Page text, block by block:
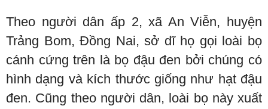
Theo người dân ấp 2, xã An Viễn, huyện
Trảng Bom, Đồng Nai, sở dĩ họ gọi loài bọ
cánh cứng trên là bọ đậu đen bởi chúng có
hình dạng và kích thước giống như hạt đậu
đen. Cũng theo người dân, loài bọ này xuất